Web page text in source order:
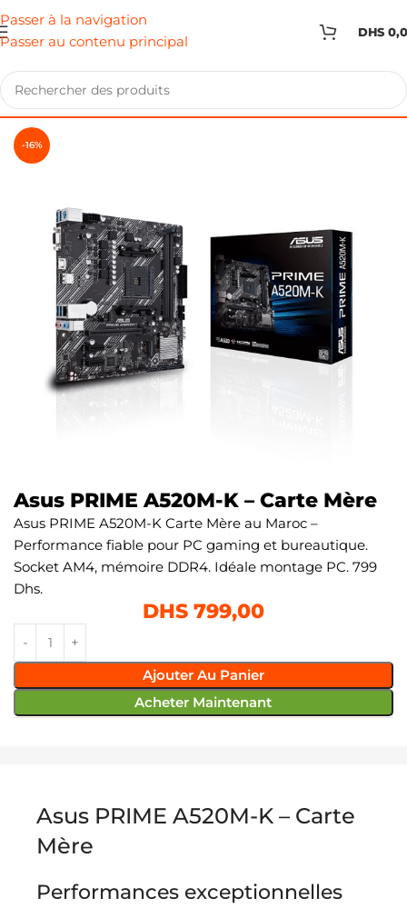
Passer à la navigation
Passer au contenu principal
DHS
-16%
Asus PRIME A520M-K – Carte Mère
Asus PRIME A520M-K Carte Mère au Maroc –
Performance fiable pour PC gaming et bureautique.
Socket AM4, mémoire DDR4. Idéale montage PC. 799
Dhs.
DHS799,00
Ajouter Au Panier
Acheter Maintenant
Asus PRIME A520M-K – Carte
Mère
Performances exceptionnelles